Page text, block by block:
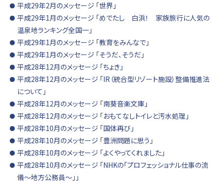
平成29年2月のメッセージ 「世界」
平成29年1月のメッセージ 「めでたし 白浜！ 家族旅行に人気の
温泉地ランキング全国一」
平成29年1月のメッセージ 「教育をみんなで」
平成29年1月のメッセージ 「そうだ、そうだ」
平成28年12月のメッセージ 「ちょき」
平成28年12月のメッセージ 「IR（統合型リゾート施設）整備推進法
について」
平成28年12月のメッセージ 「南葵音楽文庫」
平成28年12月のメッセージ 「おもてなしトイレと汚水処理」
平成28年10月のメッセージ 「国体再び」
平成28年10月のメッセージ 「豊洲問題に思う」
平成28年10月のメッセージ 「よくやってくれました」
平成28年10月のメッセージ 「NHKの「プロフェッショナル仕事の流
儀～地方公務員～」」